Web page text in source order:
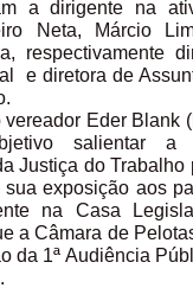
a dirigente na
Neta, Márcio
respectivamente
e diretora de
vereador Eder Blank
salientar a
Justiça do Trabalho
sua exposição aos
na Casa
a Câmara de
da 1ª Audiência